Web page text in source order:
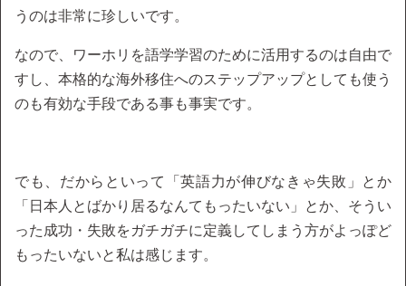
うのは非常に珍しいです。
なので、ワーホリを語学学習のために活用するのは自由で
すし、本格的な海外移住へのステップアップとしても使う
のも有効な手段である事も事実です。
でも、だからといって「英語力が伸びなきゃ失敗」とか
「日本人とばかり居るなんてもったいない」とか、そうい
った成功・失敗をガチガチに定義してしまう方がよっぽど
もったいないと私は感じます。